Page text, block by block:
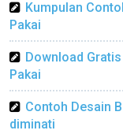
Kumpulan
Pakai
Download
Pakai
Contoh Desain
diminati